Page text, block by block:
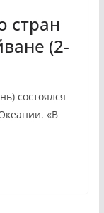
стран
(2-
состоялся
«В